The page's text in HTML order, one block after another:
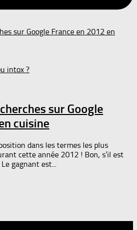
intox ?
sur Google
cuisine
dans les termes les plus
cette année 2012 ! Bon, s’il est
gagnant est...